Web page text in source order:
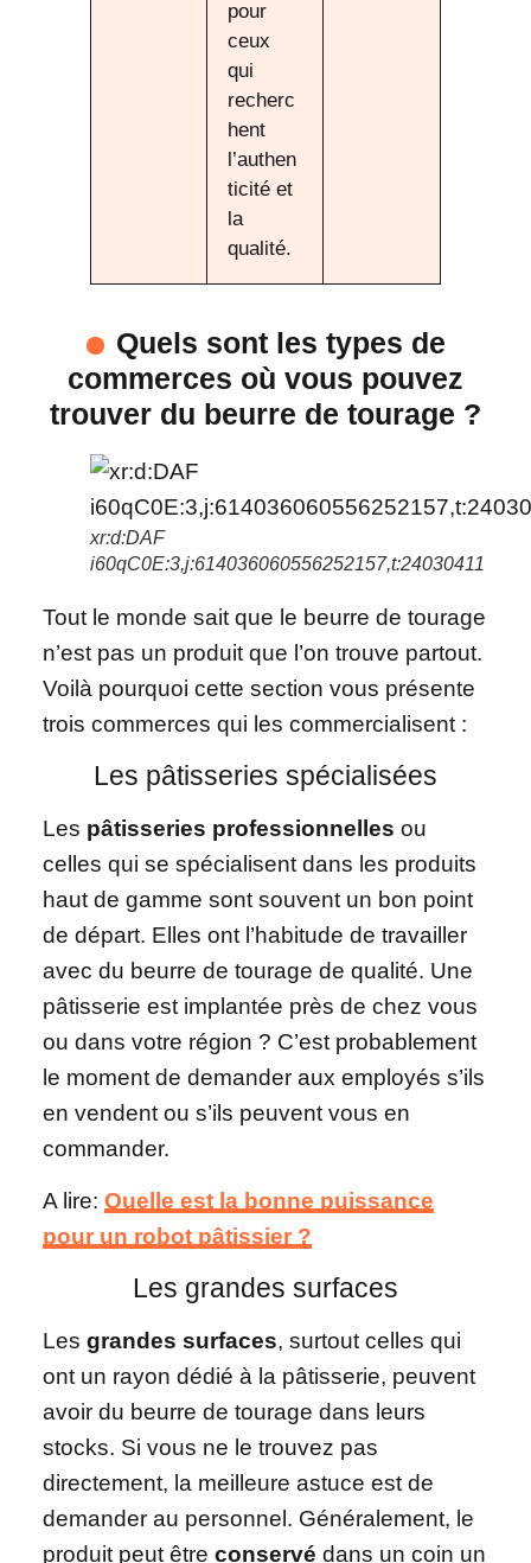
pour
ceux
qui
recherc
hent
l’authen
ticité et
la
qualité.
Quels sont les types de
commerces où vous pouvez
trouver du beurre de tourage ?
xr:d:DAF
i60qC0E:3,j:614036060556252157,t:24030411
Tout le monde sait que le beurre de tourage
n’est pas un produit que l’on trouve partout.
Voilà pourquoi cette section vous présente
trois commerces qui les commercialisent :
Les pâtisseries spécialisées
Les pâtisseries professionnelles ou
celles qui se spécialisent dans les produits
haut de gamme sont souvent un bon point
de départ. Elles ont l’habitude de travailler
avec du beurre de tourage de qualité. Une
pâtisserie est implantée près de chez vous
ou dans votre région ? C’est probablement
le moment de demander aux employés s’ils
en vendent ou s’ils peuvent vous en
commander.
A lire: Quelle est la bonne puissance
pour un robot pâtissier ?
Les grandes surfaces
Les grandes surfaces, surtout celles qui
ont un rayon dédié à la pâtisserie, peuvent
avoir du beurre de tourage dans leurs
stocks. Si vous ne le trouvez pas
directement, la meilleure astuce est de
demander au personnel. Généralement, le
produit peut être conservé dans un coin un